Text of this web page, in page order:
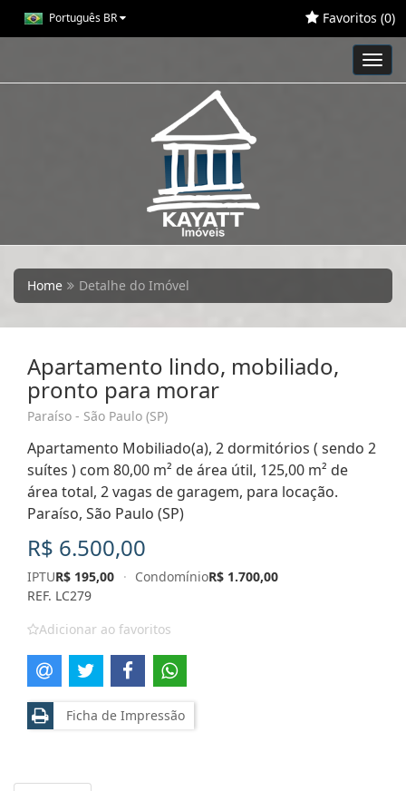
Português BR Favoritos (0)
Home Detalhe do Imóvel
Apartamento lindo, mobiliado,
pronto para morar
Paraíso - São Paulo (SP)
Apartamento Mobiliado(a), 2 dormitórios ( sendo 2
suítes ) com 80,00 m² de área útil, 125,00 m² de
área total, 2 vagas de garagem, para locação.
Paraíso, São Paulo (SP)
R$ 6.500,00
IPTUR$ 195,00 · CondomínioR$ 1.700,00
REF. LC279
Adicionar ao favoritos
Ficha de Impressão